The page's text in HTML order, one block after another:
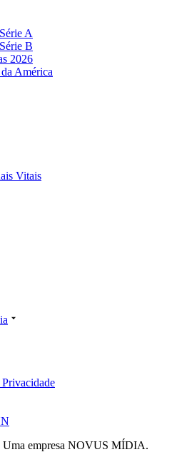
A
B
2026
América
Vitais
empresa NOVUS MÍDIA.